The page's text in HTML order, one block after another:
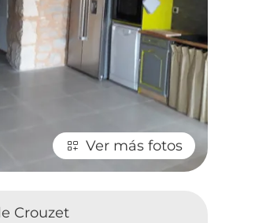
Ver más fotos
Crouzet